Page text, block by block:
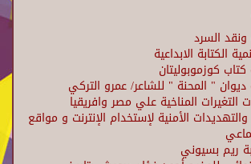
السرد
الكتابة الابداعية
كوزموبوليتان
" المحنة " للشاعر/ عمرو التركي
التغيرات المناخية علي مصر وافريقيا
الأمنية لإستخدام الإنترنت و مواقع
ريم بسيوني